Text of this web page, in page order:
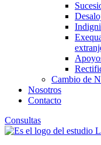
Cambio de
Nosotros
Contacto
Consultas